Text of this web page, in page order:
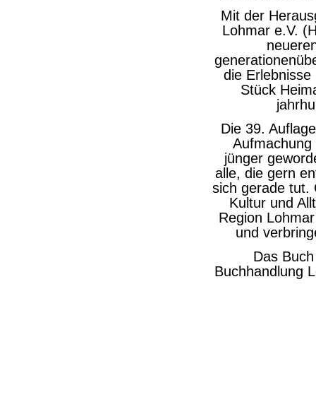
Mit der
Lohmar e.V.
die
Stück
Die 39.
jünger
alle, die gern
sich gerade tut.
Kultur und
Region
und
Das
Buchhandlung